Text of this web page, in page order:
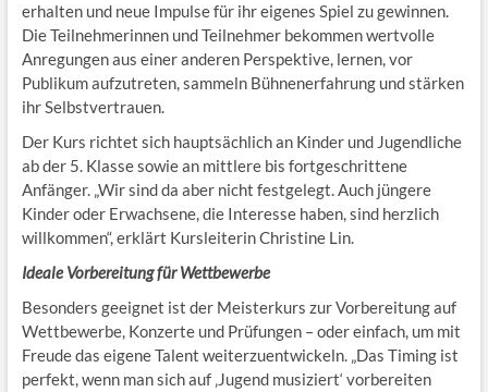
erhalten und neue Impulse für ihr eigenes Spiel zu gewinnen.
Die Teilnehmerinnen und Teilnehmer bekommen wertvolle
Anregungen aus einer anderen Perspektive, lernen, vor
Publikum aufzutreten, sammeln Bühnenerfahrung und stärken
ihr Selbstvertrauen.
Der Kurs richtet sich hauptsächlich an Kinder und Jugendliche
ab der 5. Klasse sowie an mittlere bis fortgeschrittene
Anfänger. „Wir sind da aber nicht festgelegt. Auch jüngere
Kinder oder Erwachsene, die Interesse haben, sind herzlich
willkommen“, erklärt Kursleiterin Christine Lin.
Ideale Vorbereitung für Wettbewerbe
Besonders geeignet ist der Meisterkurs zur Vorbereitung auf
Wettbewerbe, Konzerte und Prüfungen – oder einfach, um mit
Freude das eigene Talent weiterzuentwickeln. „Das Timing ist
perfekt, wenn man sich auf ‚Jugend musiziert‘ vorbereiten